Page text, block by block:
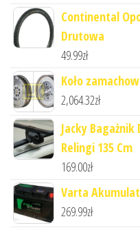
Continental
Drutowa
49.99zł
Koło
2,064.32zł
Jacky
Relingi 135 Cm
169.00zł
Varta
269.99zł